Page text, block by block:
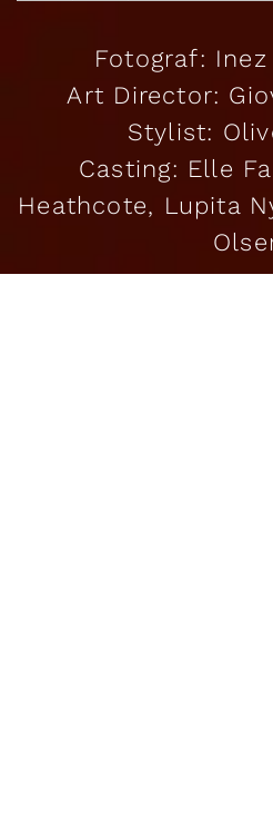
Fotograf:
Art Director:
Stylist:
Casting: Elle
Heathcote, Lupita